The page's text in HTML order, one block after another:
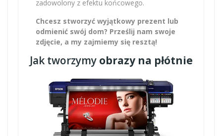
zadowolony z efektu końcowego.
Chcesz stworzyć wyjątkowy prezent lub
odmienić swój dom? Prześlij nam swoje
zdjęcie, a my zajmiemy się resztą!
Jak tworzymyobrazy na płótnie